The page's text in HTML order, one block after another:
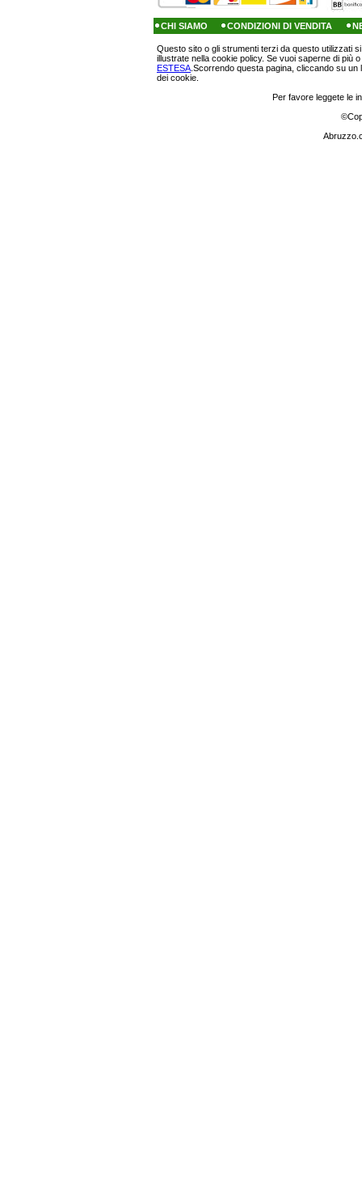
CHI SIAMO CONDIZIONI DI VENDITA
Questo sito o gli strumenti terzi da questo utilizzati
illustrate nella cookie policy. Se vuoi saperne di più
ESTESA .Scorrendo questa pagina, cliccando su
dei cookie.
Per favore leggete le
©